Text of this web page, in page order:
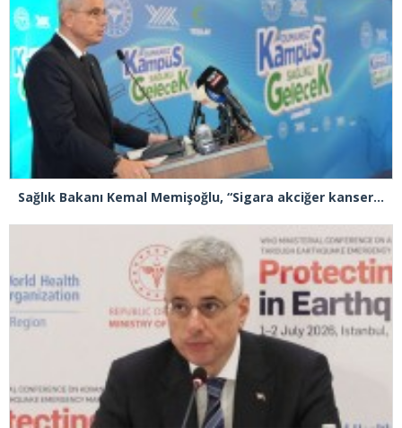
Sağlık Bakanı Kemal Memişoğlu, “Sigara akciğer kanserinde Türkiye’yi dünyada 1 numara yaptı”